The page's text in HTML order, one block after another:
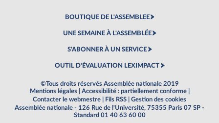
BOUTIQUE DE L'ASSEMBLEE
UNE SEMAINE À L'ASSEMBLÉE
S'ABONNER À UN SERVICE
OUTIL D'ÉVALUATION LEXIMPACT
©Tous droits réservés Assemblée nationale 2019
Mentions légales
Accessibilité : partiellement conforme
Contacter le webmestre
Fils RSS
Gestion des cookies
Assemblée nationale - 126 Rue de l'Université, 75355 Paris 07 SP -
Standard 01 40 63 60 00